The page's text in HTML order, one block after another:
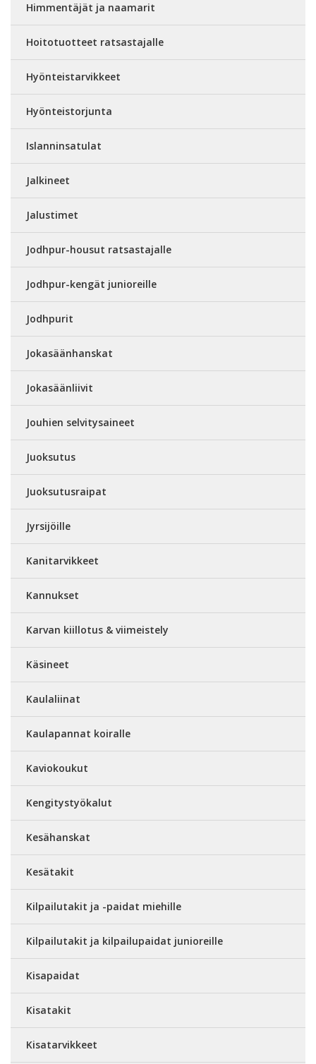
Himmentäjät ja naamarit
Hoitotuotteet ratsastajalle
Hyönteistarvikkeet
Hyönteistorjunta
Islanninsatulat
Jalkineet
Jalustimet
Jodhpur-housut ratsastajalle
Jodhpur-kengät junioreille
Jodhpurit
Jokasäänhanskat
Jokasäänliivit
Jouhien selvitysaineet
Juoksutus
Juoksutusraipat
Jyrsijöille
Kanitarvikkeet
Kannukset
Karvan kiillotus & viimeistely
Käsineet
Kaulaliinat
Kaulapannat koiralle
Kaviokoukut
Kengitystyökalut
Kesähanskat
Kesätakit
Kilpailutakit ja -paidat miehille
Kilpailutakit ja kilpailupaidat junioreille
Kisapaidat
Kisatakit
Kisatarvikkeet